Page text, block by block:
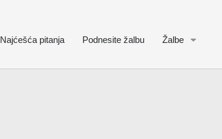
Najćešća pitanja Podnesite žalbu Žalbe